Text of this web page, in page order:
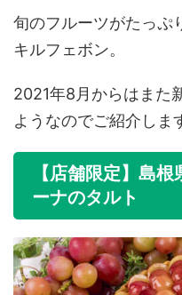
旬のフルーツがたっぷ
キルフェボン。
2021年8月からはまた
ようなのでご紹介しま
【店舗限定】島
ーナのタルト